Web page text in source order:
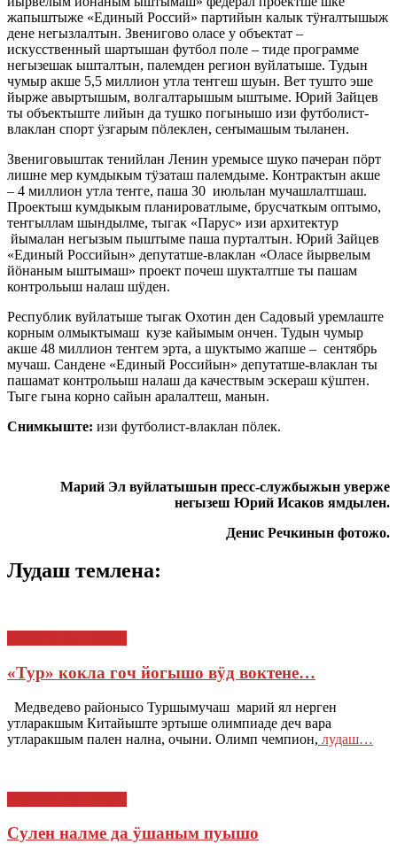
жапыштыже «Единый Россий» партийын калык тӱҥалтышыж
дене негызлалтын. Звенигово оласе у объектат –
искусственный шартышан футбол поле – тиде программе
негызешак ышталтын, палемден регион вуйлатыше. Тудын
чумыр акше 5,5 миллион утла теҥгеш шуын. Вет тушто эше
йырже авыртышым, волгалтарышым ыштыме. Юрий Зайцев
ты объектыште лийын да тушко погынышо изи футболист-
влаклан спорт ӱзгарым пӧлеклен, сеҥымашым тыланен.
Звениговыштак тенийлан Ленин уремысе шуко пачеран пӧрт
лишне мер кумдыкым тӱзаташ палемдыме. Контрактын акше
– 4 миллион утла теҥге, паша 30 июльлан мучашлалтшаш.
Проектыш кумдыкым планироватлыме, брусчаткым оптымо,
теҥгыллам шындылме, тыгак «Парус» изи архитектур
йымалан негызым пыштыме паша пурталтын. Юрий Зайцев
«Единый Российын» депутатше-влаклан «Оласе йырвелым
йӧнаным ыштымаш» проект почеш шукталтше ты пашам
контрольыш налаш шӱден.
Республик вуйлатыше тыгак Охотин ден Садовый уремлаште
корным олмыктымаш кузе кайымым ончен. Тудын чумыр
акше 48 миллион теҥгем эрта, а шуктымо жапше – сентябрь
мучаш. Сандене «Единый Российын» депутатше-влаклан ты
пашамат контрольыш налаш да качествым эскераш кӱштен.
Тыге гына корно сайын аралалтеш, манын.
Снимкыште: изи футболист-влаклан пӧлек.
Марий Эл вуйлатышын пресс-службыжын уверже
негызеш Юрий Исаков ямдылен.
Денис Речкинын фотожо.
Лудаш темлена:
«Тур» кокла гоч йогышо вӱд воктене…
Медведево районысо Туршымучаш марий ял нерген
утларакшым Китайыште эртыше олимпиаде деч вара
утларакшым пален нална, очыни. Олимп чемпион, лудаш…
Сулен налме да ӱшаным пуышо